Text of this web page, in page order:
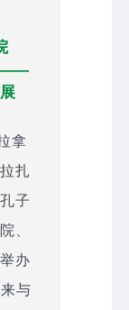
——
拿
扎
子
、
办
与